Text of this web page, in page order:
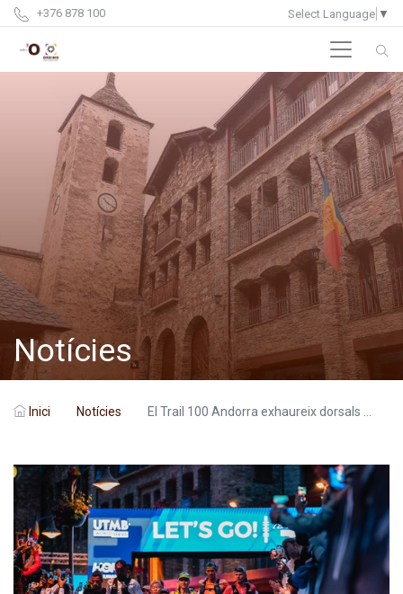
+376 878 100 Select Language ▼
Notícies
Inici Notícies El Trail 100 Andorra exhaureix dorsals ...